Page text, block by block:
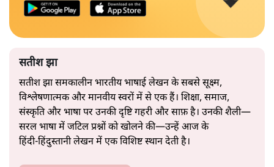
सतीश झा
सतीश झा समकालीन भारतीय भाषाई लेखन के सबसे सूक्ष्म,
विश्लेषणात्मक और मानवीय स्वरों में से एक हैं। शिक्षा, समाज,
संस्कृति और भाषा पर उनकी दृष्टि गहरी और साफ़ है। उनकी शैली—
सरल भाषा में जटिल प्रश्नों को खोलने की—उन्हें आज के
हिंदी‑हिंदुस्तानी लेखन में एक विशिष्ट स्थान देती है।